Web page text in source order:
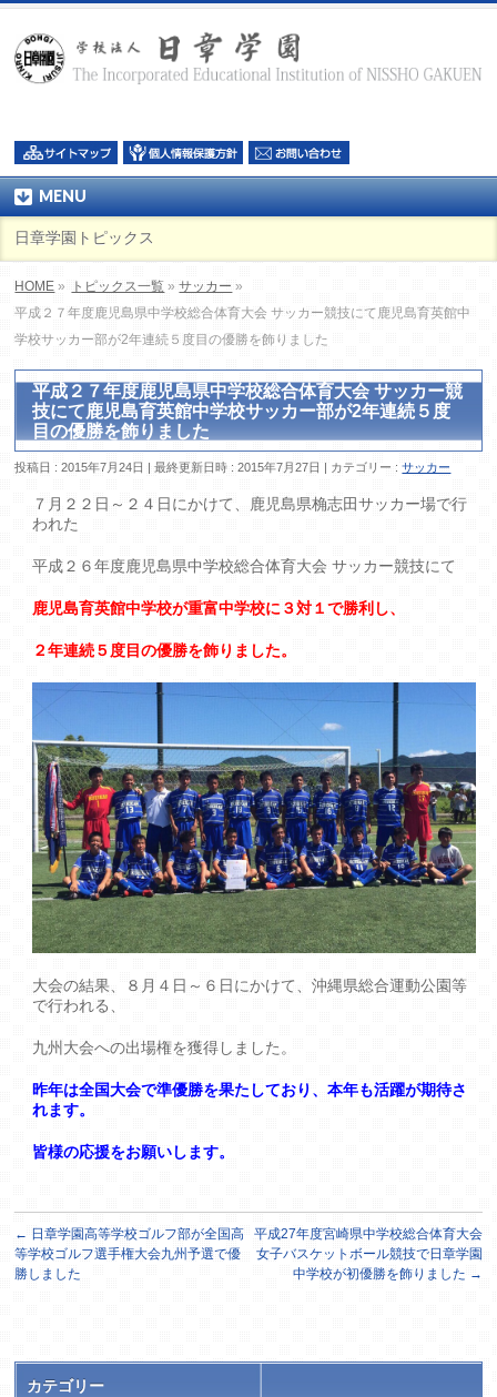
MENU
日章学園トピックス
HOME » トピックス一覧 »サッカー »
平成２７年度鹿児島県中学校総合体育大会 サッカー競技にて鹿児島育英館中
学校サッカー部が2年連続５度目の優勝を飾りました
平成２７年度鹿児島県中学校総合体育大会 サッカー競
技にて鹿児島育英館中学校サッカー部が2年連続５度
目の優勝を飾りました
投稿日 : 2015年7月24日 最終更新日時 : 2015年7月27日 カテゴリー :サッカー
７月２２日～２４日にかけて、鹿児島県桷志田サッカー場で行
われた
平成２６年度鹿児島県中学校総合体育大会 サッカー競技にて
鹿児島育英館中学校が重富中学校に３対１で勝利し、
２年連続５度目の優勝を飾りました。
大会の結果、８月４日～６日にかけて、沖縄県総合運動公園等
で行われる、
九州大会への出場権を獲得しました。
昨年は全国大会で準優勝を果たしており、本年も活躍が期待さ
れます。
皆様の応援をお願いします。
← 日章学園高等学校ゴルフ部が全国高
等学校ゴルフ選手権大会九州予選で優
勝しました
平成27年度宮崎県中学校総合体育大会
女子バスケットボール競技で日章学園
中学校が初優勝を飾りました →
カテゴリー